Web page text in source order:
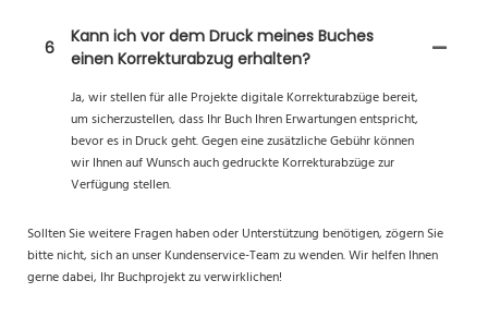
6
Kann ich vor dem Druck meines Buches
einen Korrekturabzug erhalten?
Ja, wir stellen für alle Projekte digitale Korrekturabzüge bereit,
um sicherzustellen, dass Ihr Buch Ihren Erwartungen entspricht,
bevor es in Druck geht. Gegen eine zusätzliche Gebühr können
wir Ihnen auf Wunsch auch gedruckte Korrekturabzüge zur
Verfügung stellen.
Sollten Sie weitere Fragen haben oder Unterstützung benötigen, zögern Sie
bitte nicht, sich an unser Kundenservice-Team zu wenden. Wir helfen Ihnen
gerne dabei, Ihr Buchprojekt zu verwirklichen!